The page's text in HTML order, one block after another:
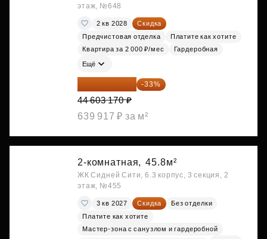
этаж, №648
2 кв 2028
Скидка
Предчистовая отделка
Платите как хотите
Квартира за 2 000 ₽/мес
Гардеробная
Ещё
29 884 124 ₽ -33%
44 603 170 ₽
639 917 ₽ за м²
2-комнатная, 45.8м²
ЖК Сидней Сити, 6.3 корпус, 3 секция, 2
этаж, №455
3 кв 2027 Скидка
Без отделки
Платите как хотите
Мастер-зона с санузлом и гардеробной